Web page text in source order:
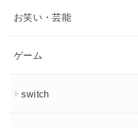
お笑い・芸能
ゲーム
switch